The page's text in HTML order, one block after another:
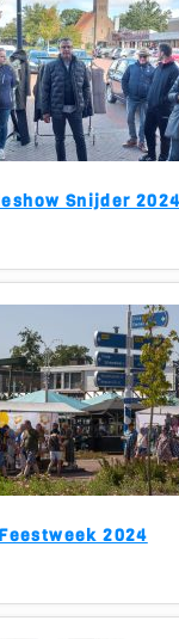
Snijder 2024
Feestweek 2024